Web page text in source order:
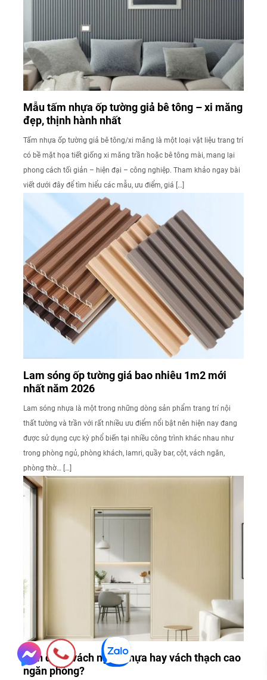
Mẫu tấm nhựa ốp tường giả bê tông – xi măng
đẹp, thịnh hành nhất
Tấm nhựa ốp tường giả bê tông/xi măng là một loại vật liệu trang trí
có bề mặt họa tiết giống xi măng trần hoặc bê tông mài, mang lại
phong cách tối giản – hiện đại – công nghiệp. Tham khảo ngay bài
viết dưới đây để tìm hiểu các mẫu, ưu điểm, giá […]
Lam sóng ốp tường giá bao nhiêu 1m2 mới
nhất năm 2026
Lam sóng nhựa là một trong những dòng sản phẩm trang trí nội
thất tường và trần với rất nhiều ưu điểm nổi bật nên hiện nay đang
được sử dụng cực kỳ phổ biến tại nhiều công trình khác nhau như
trong phòng ngủ, phòng khách, lamri, quầy bar, cột, vách ngăn,
phòng thờ… […]
Nên dùng vách ngăn nhựa hay vách thạch cao
ngăn phòng?